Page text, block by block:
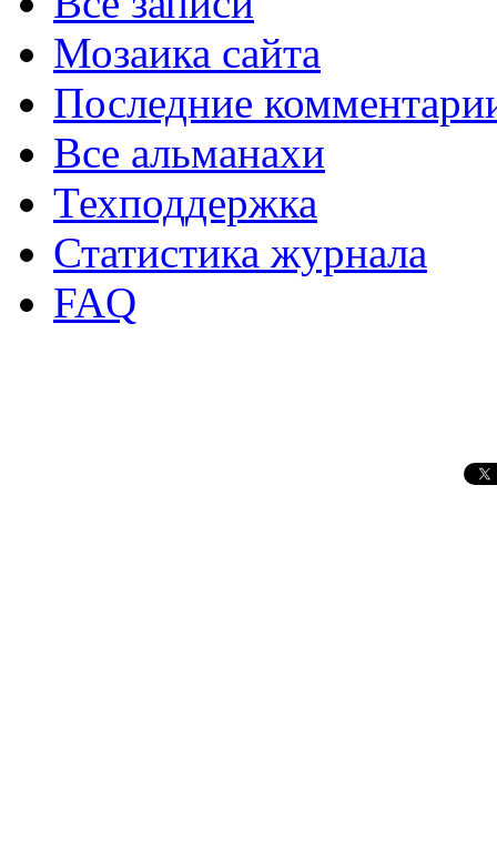
Мозаика сайта
Последние
Все альманахи
Техподдержка
Статистика журнала
FAQ